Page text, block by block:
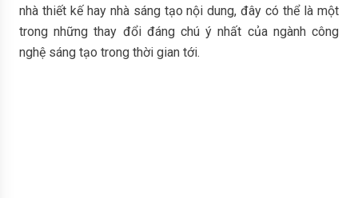
nhà thiết kế hay nhà sáng tạo nội dung, đây có thể là một
trong những thay đổi đáng chú ý nhất của ngành công
nghệ sáng tạo trong thời gian tới.